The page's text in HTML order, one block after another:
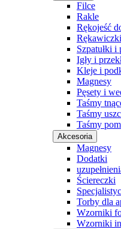
Filce
Rakle
Rękojeść
Rękawiczki
Szpatułki i
Igły i
Kleje i
Magnesy
Pęsety i
Taśmy
Taśmy
Taśmy
Akcesoria
Magnesy
Dodatki
Ściereczki
Torby dla
Wzorniki
Wzorniki